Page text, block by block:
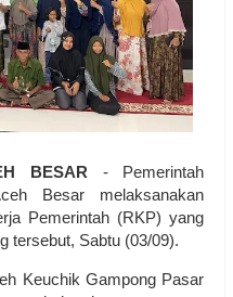
BESAR - Pemerintah
Besar melaksanakan
Pemerintah (RKP) yang
tersebut, Sabtu (03/09).
Keuchik Gampong Pasar